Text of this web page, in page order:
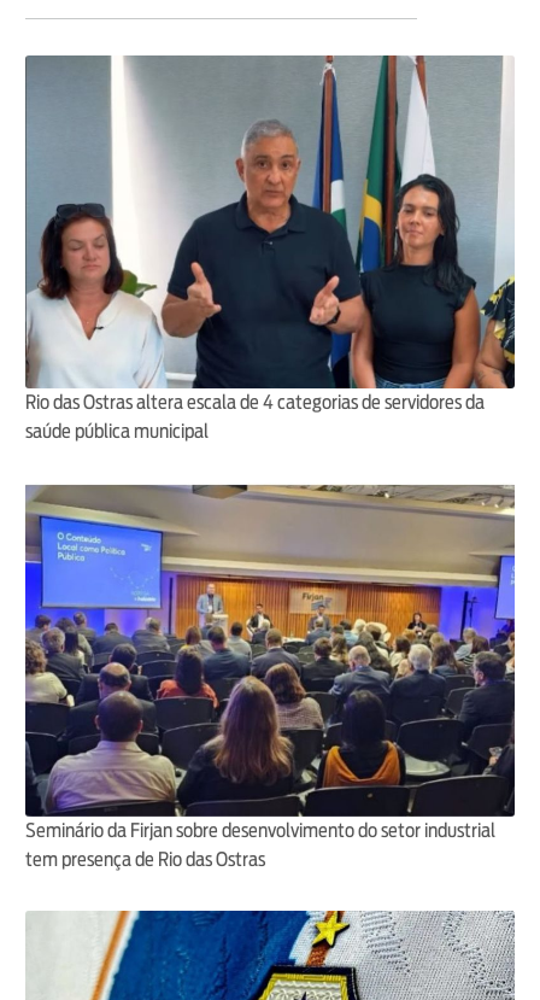
Rio das Ostras altera escala de 4 categorias de servidores da
saúde pública municipal
Seminário da Firjan sobre desenvolvimento do setor industrial
tem presença de Rio das Ostras